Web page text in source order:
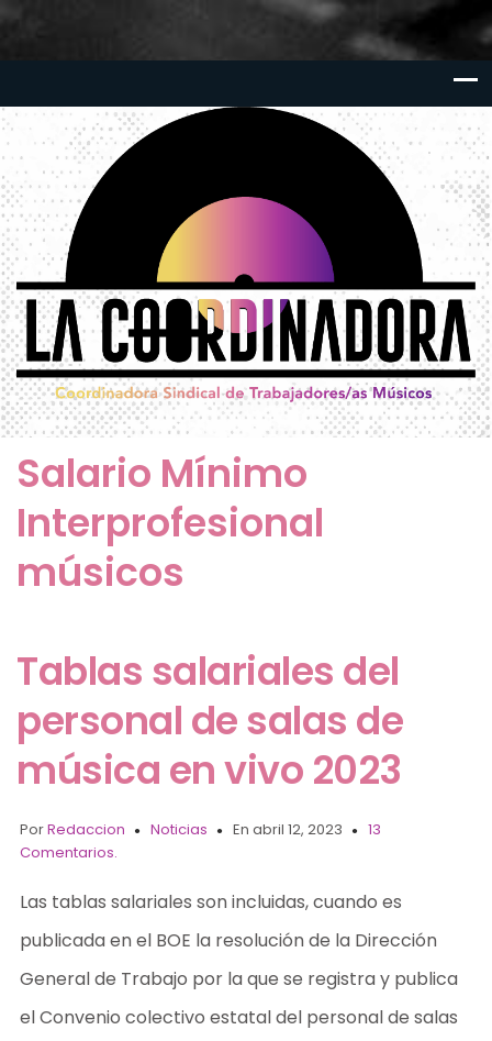
Salario Mínimo
Interprofesional
músicos
Tablas salariales del
personal de salas de
música en vivo 2023
PorRedaccion Noticias En abril 12, 2023
13
Comentarios.
Las tablas salariales son incluidas, cuando es
publicada en el BOE la resolución de la Dirección
General de Trabajo por la que se registra y publica
el Convenio colectivo estatal del personal de salas